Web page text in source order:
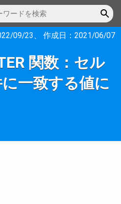
09/23 、 作成日： 2021/06/07
関数：セル
一致する値に